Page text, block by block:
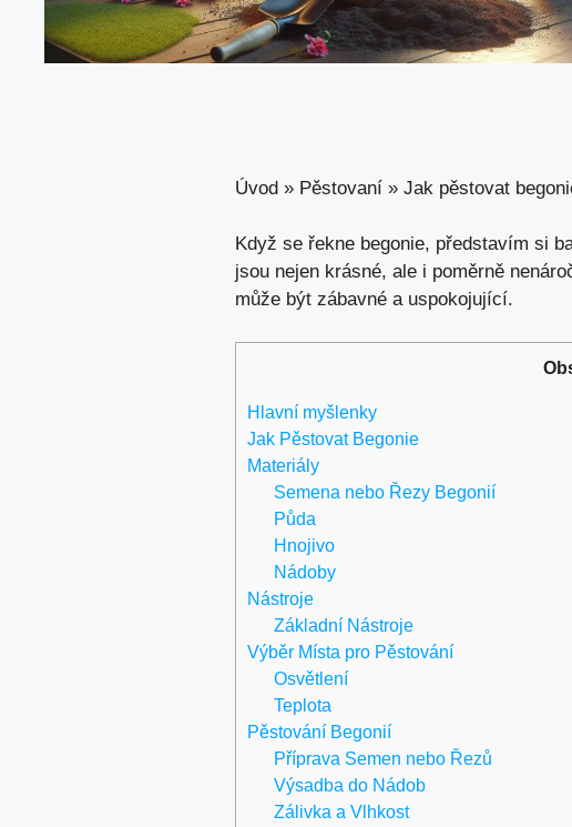
Úvod » Pěstovaní » Jak pěstovat
Když se řekne begonie, představím si
jsou nejen krásné, ale i poměrně
může být zábavné a uspokojující.
Hlavní myšlenky
Jak Pěstovat Begonie
Materiály
Semena nebo Řezy Begonií
Půda
Hnojivo
Nádoby
Nástroje
Základní Nástroje
Výběr Místa pro Pěstování
Osvětlení
Teplota
Pěstování Begonií
Příprava Semen nebo Řezů
Výsadba do Nádob
Zálivka a Vlhkost